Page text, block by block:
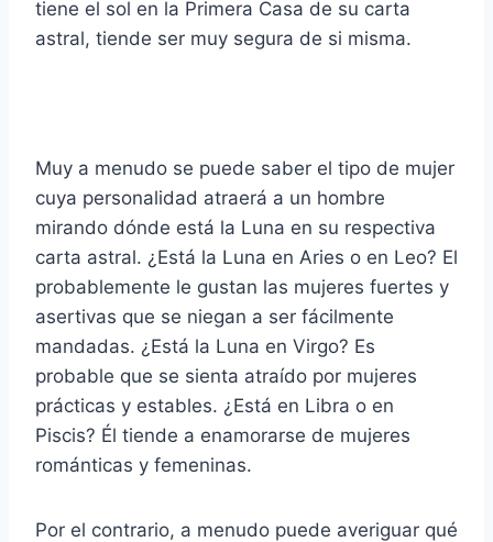
tiene el sol en la Primera Casa de su carta
astral, tiende ser muy segura de si misma.
Muy a menudo se puede saber el tipo de mujer
cuya personalidad atraerá a un hombre
mirando dónde está la Luna en su respectiva
carta astral. ¿Está la Luna en Aries o en Leo? El
probablemente le gustan las mujeres fuertes y
asertivas que se niegan a ser fácilmente
mandadas. ¿Está la Luna en Virgo? Es
probable que se sienta atraído por mujeres
prácticas y estables. ¿Está en Libra o en
Piscis? Él tiende a enamorarse de mujeres
románticas y femeninas.
Por el contrario, a menudo puede averiguar qué